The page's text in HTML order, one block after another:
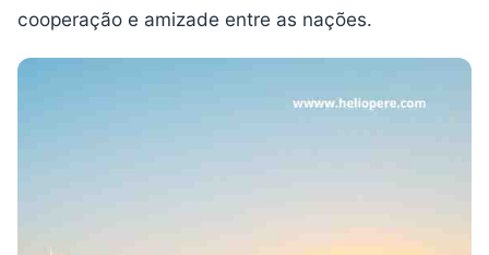
cooperação e amizade entre as nações.